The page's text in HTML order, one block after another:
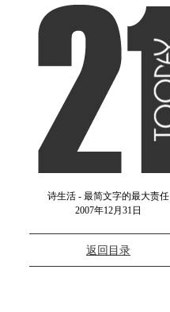
诗生活 - 最简文字的最大责任
2007年12月31日
返回目录